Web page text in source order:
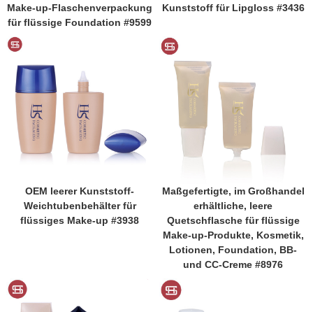
Make-up-Flaschenverpackung
für flüssige Foundation #9599
Kunststoff für Lipgloss #3436
OEM leerer Kunststoff-
Weichtubenbehälter für
flüssiges Make-up #3938
Maßgefertigte, im Großhandel
erhältliche, leere
Quetschflasche für flüssige
Make-up-Produkte, Kosmetik,
Lotionen, Foundation, BB-
und CC-Creme #8976